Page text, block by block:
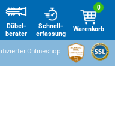
Warenkorb
0
Schnell-
erfassung
Dübel-
berater
Onlineshop